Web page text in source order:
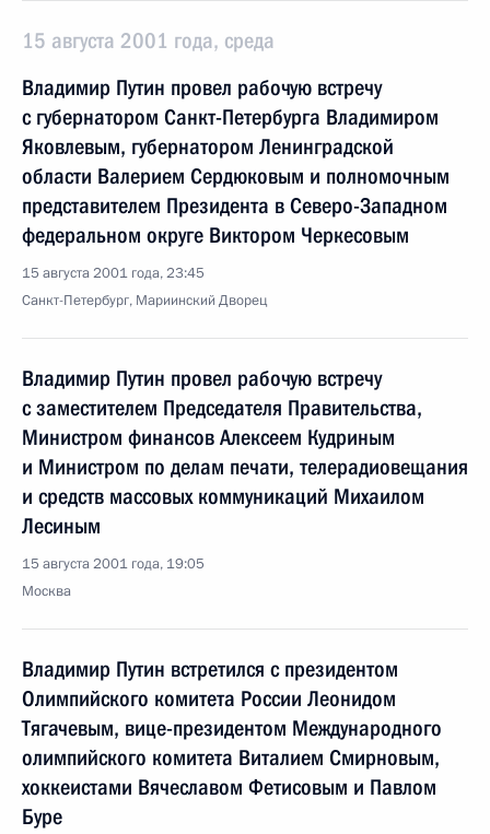
15 августа 2001 года, среда
Владимир Путин провел рабочую встречу
с губернатором Санкт-Петербурга Владимиром
Яковлевым, губернатором Ленинградской
области Валерием Сердюковым и полномочным
представителем Президента в Северо-Западном
федеральном округе Виктором Черкесовым
15 августа 2001 года, 23:45
Санкт-Петербург, Мариинский Дворец
Владимир Путин провел рабочую встречу
с заместителем Председателя Правительства,
Министром финансов Алексеем Кудриным
и Министром по делам печати, телерадиовещания
и средств массовых коммуникаций Михаилом
Лесиным
15 августа 2001 года, 19:05
Москва
Владимир Путин встретился с президентом
Олимпийского комитета России Леонидом
Тягачевым, вице-президентом Международного
олимпийского комитета Виталием Смирновым,
хоккеистами Вячеславом Фетисовым и Павлом
Буре